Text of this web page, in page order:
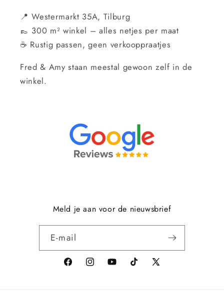
📍 Westermarkt 35A, Tilburg
👞 300 m² winkel – alles netjes per maat
☕ Rustig passen, geen verkooppraatjes
Fred & Amy staan meestal gewoon zelf in de
winkel.
Meld je aan voor de nieuwsbrief
E‑mail
FacebookInstagramYouTubeTikTok
X